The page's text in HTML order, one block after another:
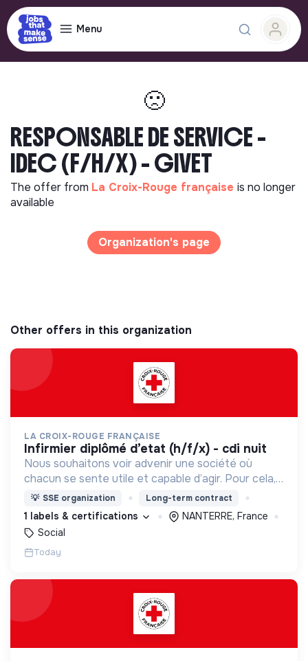
Menu
🙁
RESPONSABLE DE SERVICE -
IDEC (F/H/X) - GIVET
The offer from La Croix-Rouge française is no longer
available
Organization's page
Other offers in this organization
LA CROIX-ROUGE FRANÇAISE
infirmier diplômé d’etat (h/f/x) - cdi nuit
Nous souhaitons voir advenir une société où
chacun se sente utile et capable d’agir. Pour cela,
nous proposons des moyens et des lieux
d’engagement innovants et adaptés à tous.
💡 SSE organization Long-term contract
1 labels & certifications
NANTERRE, France
Social
Today